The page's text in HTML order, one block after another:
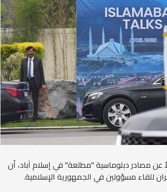
نقلاً عن مصادر دبلوماسية "مطلعة" في إسلام آباد، أن
للقاء مسؤولين في الجمهورية الإسلامية.